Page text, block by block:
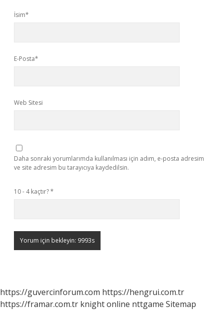
İsim*
E-Posta*
Web Sitesi
Daha sonraki yorumlarımda kullanılması için adım, e-posta adresim
ve site adresim bu tarayıcıya kaydedilsin.
10 - 4 kaçtır?*
https://guvercinforum.com https://hengrui.com.tr
https://framar.com.tr knight online nttgame Sitemap